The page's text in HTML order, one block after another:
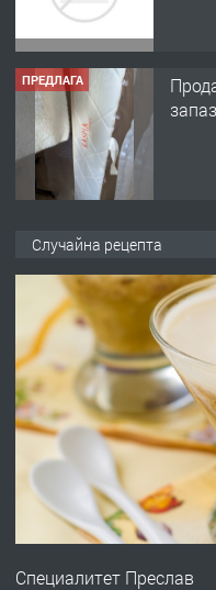
ПРЕДЛАГА
ПРЕДЛАГА
ПРЕДЛАГА
Случайна рецепта
Специалитет Преслав